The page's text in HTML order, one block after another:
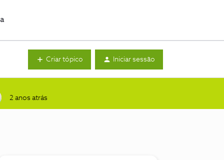
Criar tópico Iniciar sessão
2 anos atrás